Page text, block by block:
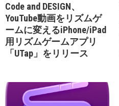
Code and DESIGN、
YouTube動画をリズムゲ
ームに変えるiPhone/iPad
用リズムゲームアプリ
「UTap」をリリース